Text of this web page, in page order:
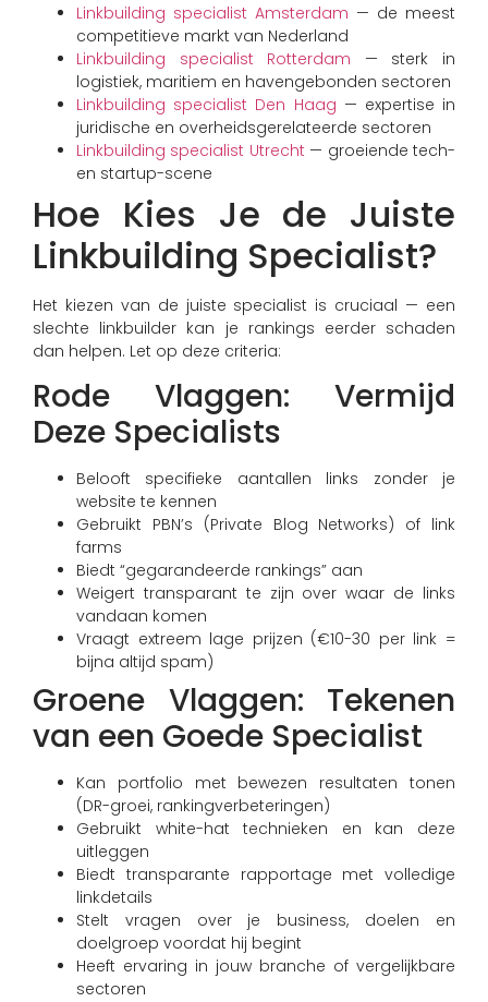
Linkbuilding specialist Amsterdam — de meest
competitieve markt van Nederland
Linkbuilding specialist Rotterdam — sterk in
logistiek, maritiem en havengebonden sectoren
Linkbuilding specialist Den Haag — expertise in
juridische en overheidsgerelateerde sectoren
Linkbuilding specialist Utrecht — groeiende tech-
en startup-scene
Hoe Kies Je de Juiste
Linkbuilding Specialist?
Het kiezen van de juiste specialist is cruciaal — een
slechte linkbuilder kan je rankings eerder schaden
dan helpen. Let op deze criteria:
Rode Vlaggen: Vermijd
Deze Specialists
Belooft specifieke aantallen links zonder je
website te kennen
Gebruikt PBN’s (Private Blog Networks) of link
farms
Biedt “gegarandeerde rankings” aan
Weigert transparant te zijn over waar de links
vandaan komen
Vraagt extreem lage prijzen (€10-30 per link =
bijna altijd spam)
Groene Vlaggen: Tekenen
van een Goede Specialist
Kan portfolio met bewezen resultaten tonen
(DR-groei, rankingverbeteringen)
Gebruikt white-hat technieken en kan deze
uitleggen
Biedt transparante rapportage met volledige
linkdetails
Stelt vragen over je business, doelen en
doelgroep voordat hij begint
Heeft ervaring in jouw branche of vergelijkbare
sectoren